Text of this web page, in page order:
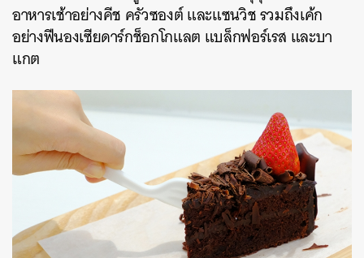
อาหารเช้าอย่างคีช ครัวซองต์และแซนวิชรวมถึงเค้ก
อย่างฟีนองเซียดาร์กช็อกโกแลต แบล็กฟอร์เรส และบา
แกต